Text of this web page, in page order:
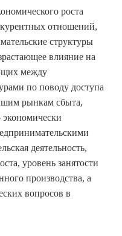
роста
отношений,
структуры
влияние на
между
по поводу доступа
рынкам сбыта,
деятельность,
уровень занятости
производства, а
вопросов в